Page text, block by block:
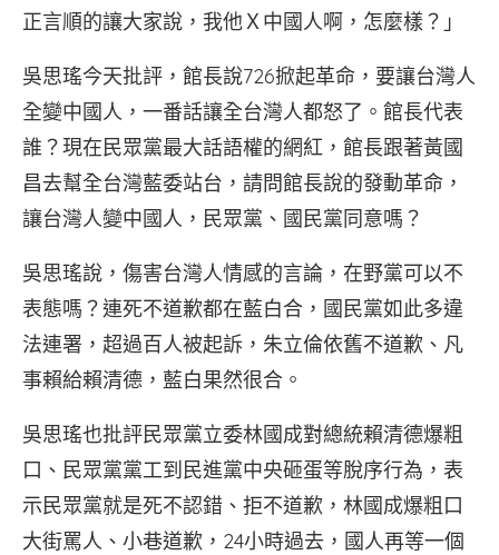
正言順的讓大家說，我他Ｘ中國人啊，怎麼樣？」
吳思瑤今天批評，館長說726掀起革命，要讓台灣人
全變中國人，一番話讓全台灣人都怒了。館長代表
誰？現在民眾黨最大話語權的網紅，館長跟著黃國
昌去幫全台灣藍委站台，請問館長說的發動革命，
讓台灣人變中國人，民眾黨、國民黨同意嗎？
吳思瑤說，傷害台灣人情感的言論，在野黨可以不
表態嗎？連死不道歉都在藍白合，國民黨如此多違
法連署，超過百人被起訴，朱立倫依舊不道歉、凡
事賴給賴清德，藍白果然很合。
吳思瑤也批評民眾黨立委林國成對總統賴清德爆粗
口、民眾黨黨工到民進黨中央砸蛋等脫序行為，表
示民眾黨就是死不認錯、拒不道歉，林國成爆粗口
大街罵人、小巷道歉，24小時過去，國人再等一個